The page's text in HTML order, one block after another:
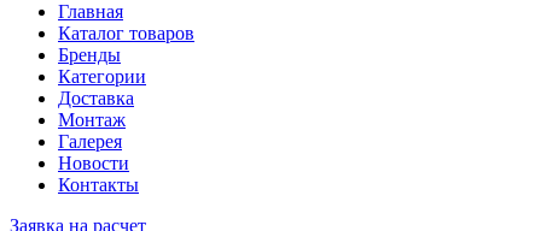
Главная
Каталог товаров
Бренды
Категории
Доставка
Монтаж
Галерея
Новости
Контакты
Заявка на расчет